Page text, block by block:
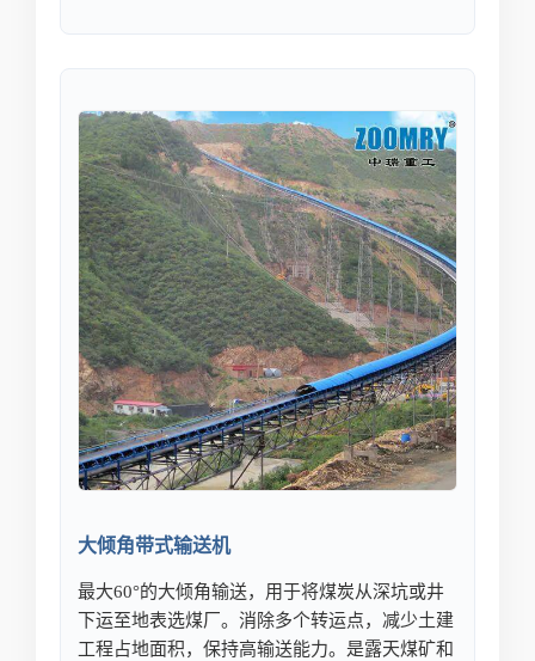
大倾角带式输送机
最大60°的大倾角输送，用于将煤炭从深坑或井
下运至地表选煤厂。消除多个转运点，减少土建
工程占地面积，保持高输送能力。是露天煤矿和